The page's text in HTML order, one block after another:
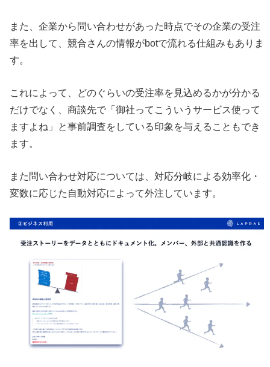
また、企業から問い合わせがあった時点でその企業の受注
率を出して、競合さんの情報がbotで流れる仕組みもありま
す。
これによって、どのぐらいの受注率を見込めるかが分かる
だけでなく、商談先で「御社ってこういうサービス使って
ますよね」と事前調査をしている印象を与えることもでき
ます。
また問い合わせ対応については、対応分岐による効率化・
変数に応じた自動対応によって外注しています。